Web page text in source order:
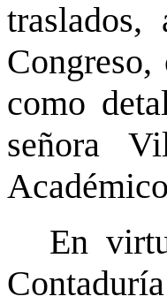
como
señora
En